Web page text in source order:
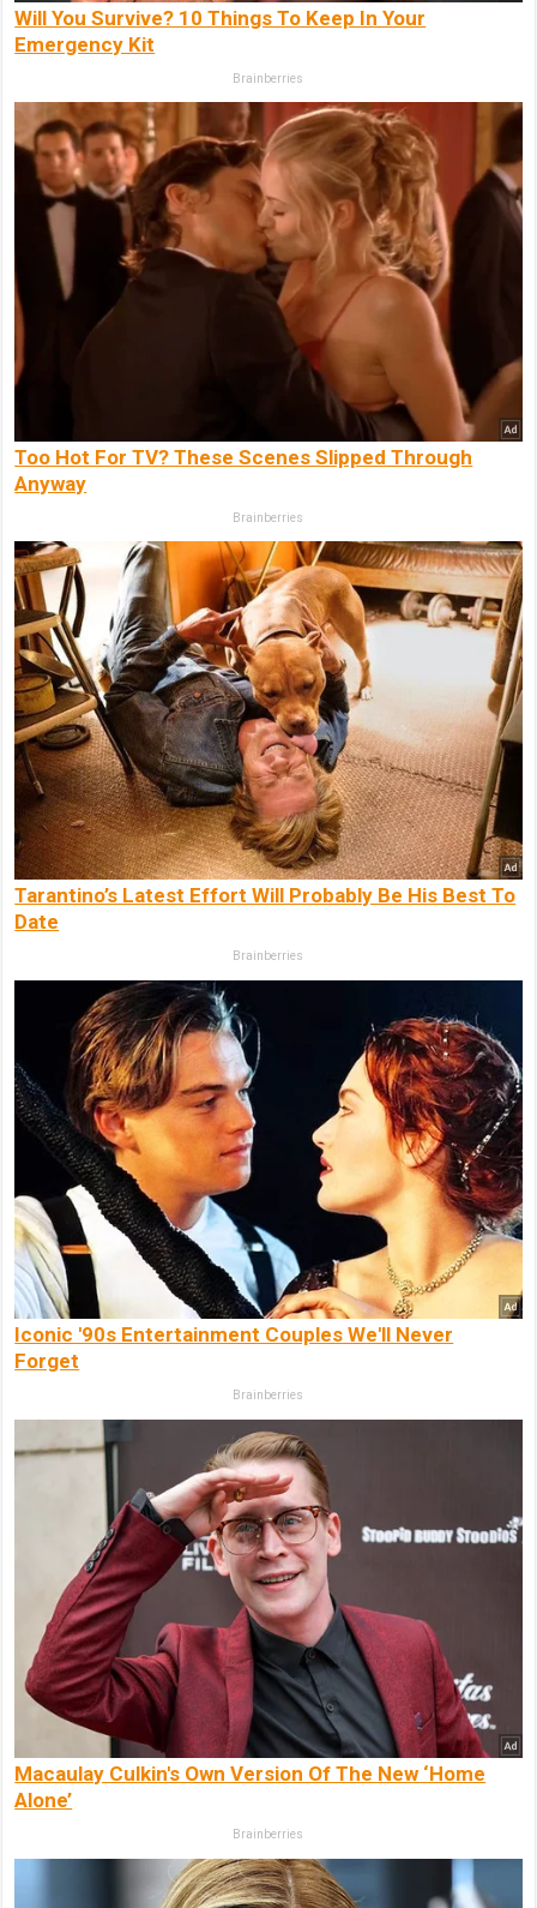
Will You Survive? 10 Things To Keep In Your
Emergency Kit
Brainberries
Too Hot For TV? These Scenes Slipped Through
Anyway
Brainberries
Tarantino’s Latest Effort Will Probably Be His Best To
Date
Brainberries
Iconic '90s Entertainment Couples We'll Never
Forget
Brainberries
Macaulay Culkin's Own Version Of The New ‘Home
Alone’
Brainberries